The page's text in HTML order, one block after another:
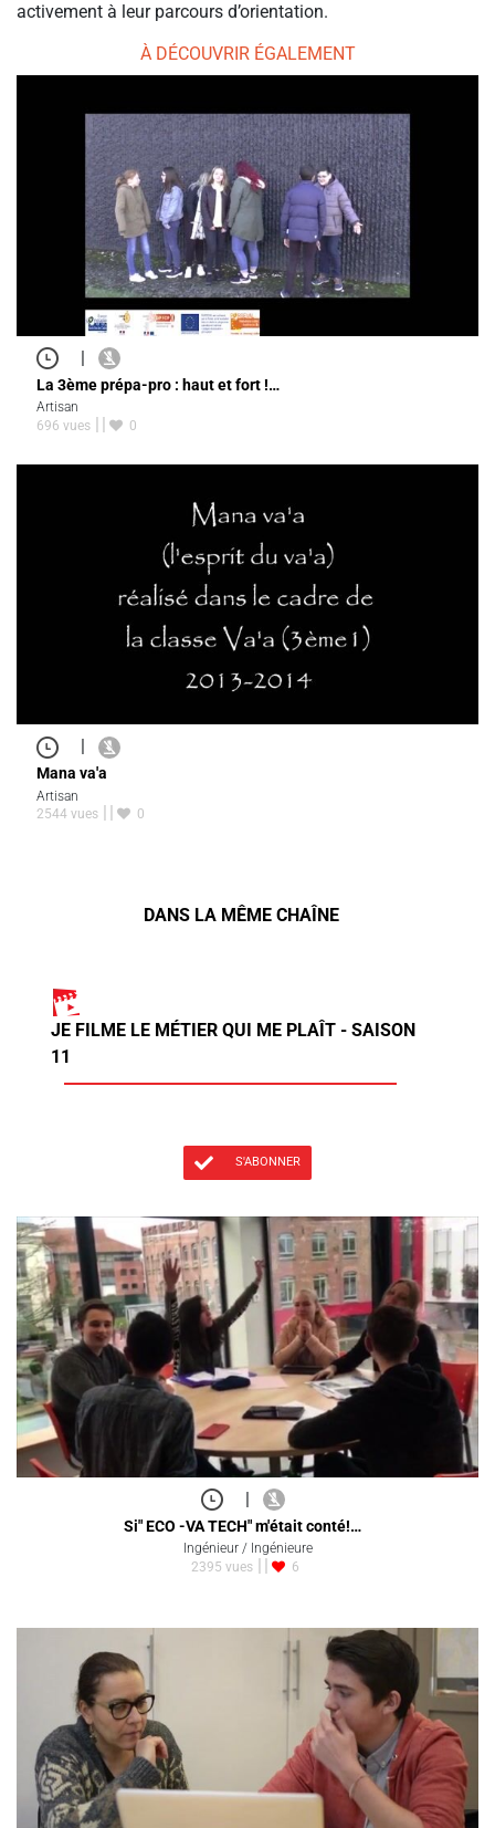
activement à leur parcours d’orientation.
À DÉCOUVRIR ÉGALEMENT
|
La 3ème prépa-pro : haut et fort !…
Artisan
696 vues
0
|
Mana va'a
Artisan
2544 vues
0
DANS LA MÊME CHAÎNE
JE FILME LE MÉTIER QUI ME PLAÎT - SAISON
11
S'ABONNER
|
Si" ECO -VA TECH" m'était conté!…
Ingénieur / Ingénieure
2395 vues
6